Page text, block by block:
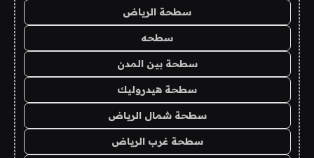
سطحة الرياض
سطحه
سطحة بين المدن
سطحة هيدروليك
سطحة شمال الرياض
سطحة غرب الرياض